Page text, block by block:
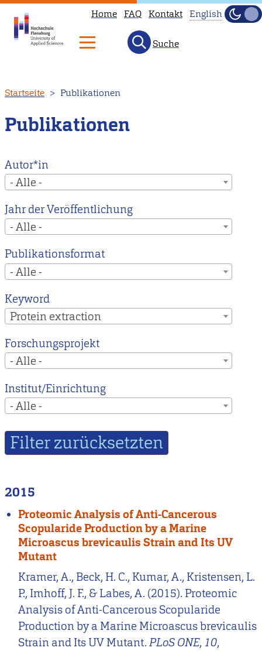
zum
Inhalt
Home FAQ Kontakt
to
our
main
instead.
English
Hell
Suche
Startseite Publikationen
Publikationen
Autor*in
- Alle -
Jahr der Veröffentlichung
- Alle -
Publikationsformat
- Alle -
Keyword
Protein extraction
Forschungsprojekt
- Alle -
Institut/Einrichtung
- Alle -
2015
Proteomic Analysis of Anti-Cancerous
Scopularide Production by a Marine
Microascus brevicaulis Strain and Its UV
Mutant
Kramer, A., Beck, H. C., Kumar, A., Kristensen, L.
P., Imhoff, J. F., & Labes, A. (2015). Proteomic
Analysis of Anti-Cancerous Scopularide
Production by a Marine Microascus brevicaulis
Strain and Its UV Mutant.PLoS ONE, 10,